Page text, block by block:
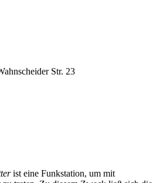
Str. 23
ist eine Funkstation, um mit